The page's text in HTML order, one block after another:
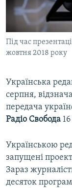
ВІДЕОУРОКИ
СВІДЧЕННЯ
УКРАЇНСЬКА
Русский
Qırımtatar
Усі сайти
Під час
жовтня 2018 року
Українська
серпня,
передача
Радіо Свобода
Українською
запущені
Зараз
десяток